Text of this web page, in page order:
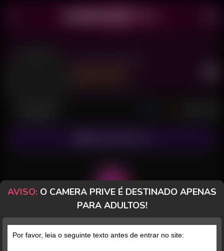
POSTS FANCLUB PAGOS AVALIAÇÕES
AVISO: O CAMERA PRIVE É DESTINADO APENAS
PARA ADULTOS!
Por favor, leia o seguinte texto antes de entrar no site: